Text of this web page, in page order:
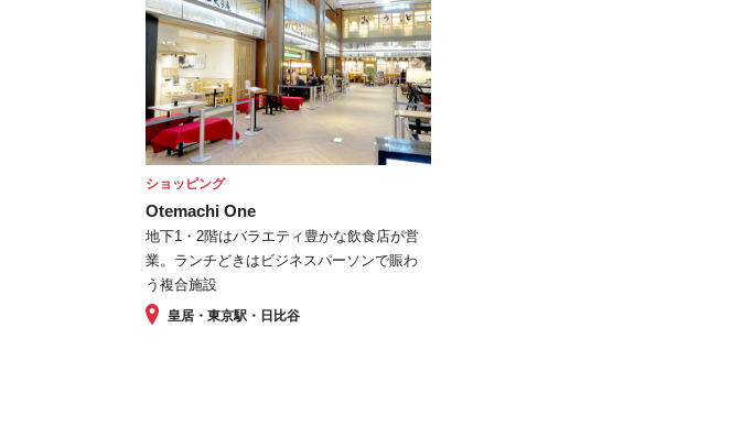
ショッピング
Otemachi One
地下1・2階はバラエティ豊かな飲食店が営
業。ランチどきはビジネスパーソンで賑わ
う複合施設
皇居・東京駅・日比谷